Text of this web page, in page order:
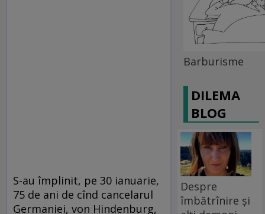
S-au împlinit, pe 30 ianuarie,
75 de ani de cînd cancelarul
Germaniei, von Hindenburg,
Barburisme
DILEMA
BLOG
Despre
îmbătrînire și